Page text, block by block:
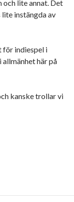
och lite annat. Det
instängda av
för indiespel i
här på
kanske trollar vi